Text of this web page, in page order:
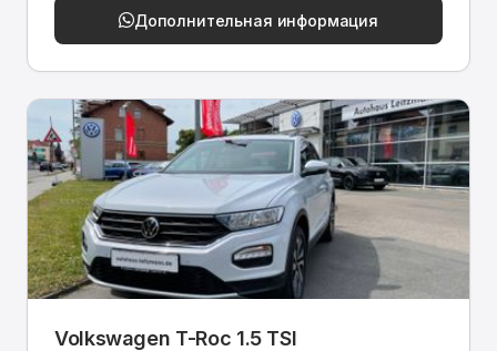
Дополнительная информация
Volkswagen T-Roc 1.5 TSI